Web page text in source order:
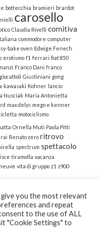
bottecchia bramieri brardot
carosello
Claudia Rivelli comitiva
commodore computer
bake oven Edwige Fenech
erotismo f1 ferrari fiat 850
Franco Dani franco
giocattoli Giustiniani gong
kawasaki Kohner lancio
Nusciak Maria Antonietta
max delys mego e kenner
motociclismo
Ornella Muti Paola Pitti
rai Renato zero ritrovo
spectrum spettacolo
tiramolla vacanza
vita di gruppo z1 z900
Reserved | Powered
you the most relevant
and repeat
to the use of ALL
"Cookie Settings" to